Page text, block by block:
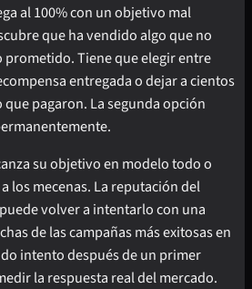
al 100% con un objetivo mal
que ha vendido algo que no
Tiene que elegir entre
entregada o dejar a cientos
pagaron. La segunda opción
su objetivo en modelo todo o
los mecenas. La reputación del
volver a intentarlo con una
de las campañas más exitosas en
intento después de un primer
la respuesta real del mercado.